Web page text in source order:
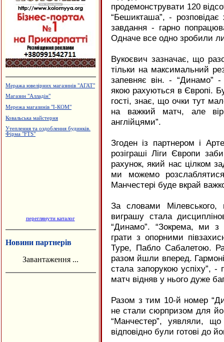
Виробництво камертонів
Архітектурне проектування.
Туристична агенція "Марко"
переглянути каталог
Новини партнерів
Завантаження ...
продемонструвати 120
“Бешикташа”, -
завдання - гарно
Одначе все одно зробили
Вукоєвич зазначає, що
тільки на максимальний
запевняє він. - “Динамо”
якою рахуються в Європі.
гості, знає, що очки тут
на важкий матч, але
англійцями”.
Згоден із партнером і
розіграші Ліги Європи
рахунок, який нас цілком
ми можемо
Манчестері буде вкрай
За словами Мілевського,
виграшу стала
“Динамо”. “Зокрема, ми з
грати з опорними
Туре, Пабло Сабалетою.
разом йшли вперед.
стала запорукою успіху”, -
матч відняв у нього дуже
Разом з тим 10-й номер
не стали сюрпризом для
“Манчестер”, уявляли,
відповідно були готові до